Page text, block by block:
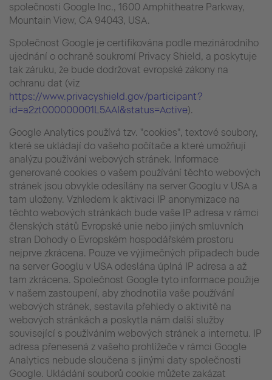
společnosti Google Inc., 1600 Amphitheatre Parkway,
Mountain View, CA 94043, USA.
Společnost Google je certifikována podle mezinárodního
ujednání o ochraně soukromí Privacy Shield, a poskytuje
tak záruku, že bude dodržovat evropské zákony na
ochranu dat (viz
https://www.privacyshield.gov/participant?
id=a2zt000000001L5AAI&status=Active).
Google Analytics používá tzv. "cookies", textové soubory,
které se ukládají do vašeho počítače a které umožňují
analýzu používání webových stránek. Informace
generované cookies o vašem používání těchto webových
stránek jsou obvykle odesílány na server Googlu v USA a
tam uloženy. Vzhledem k aktivaci IP anonymizace na
těchto webových stránkách bude vaše IP adresa v rámci
členských států Evropské unie nebo jiných smluvních
stran Dohody o Evropském hospodářském prostoru
nejprve zkrácena. Pouze ve výjimečných případech bude
na server Googlu v USA odeslána úplná IP adresa a až
tam zkrácena. Společnost Google tyto informace použije
v našem zastoupení, aby zhodnotila vaše používání
webových stránek, sestavila přehledy o aktivitě na
webových stránkách a poskytla nám další služby
související s používáním webových stránek a internetu. IP
adresa přenesená z vašeho prohlížeče v rámci Google
Analytics nebude sloučena s jinými daty společnosti
Google. Ukládání souborů cookie můžete zakázat